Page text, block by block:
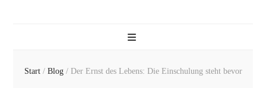
Start / Blog / Der Ernst des Lebens: Die Einschulung steht bevor